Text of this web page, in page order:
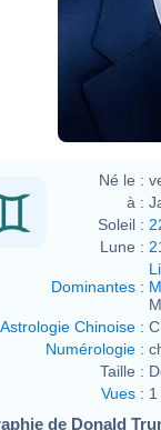
Né le :
à :
Soleil :
Lune :
Dominantes :
Astrologie Chinoise :
Numérologie :
Taille :
Vues :
de Donald